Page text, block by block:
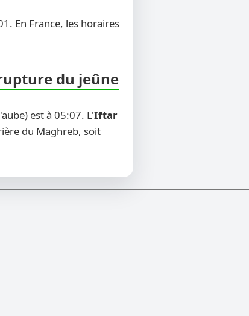
En France, les horaires
du jeûne
est à 05:07. L'Iftar
du Maghreb, soit